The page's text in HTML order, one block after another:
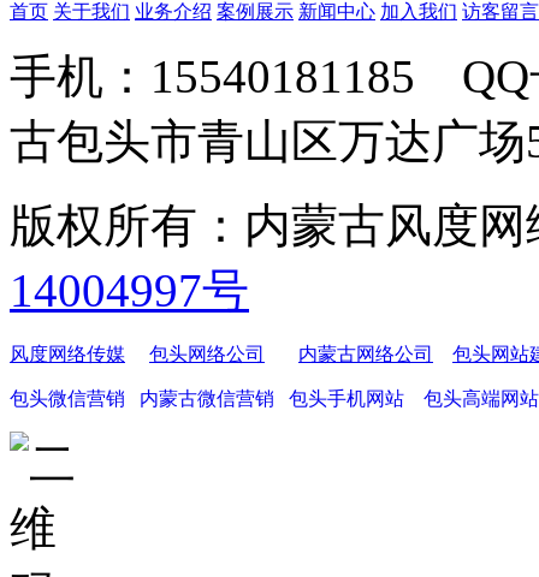
首页 关于我们 业务介绍 案例展示 新闻中心 加入我们 访客留言
手机：15540181185
古包头市青山区万达广
版权所有：内蒙古风度
14004997号
风度网络传媒 包头网络公司 内蒙古网络公司 包头网站
包头微信营销 内蒙古微信营销 包头手机网站 包头高端网